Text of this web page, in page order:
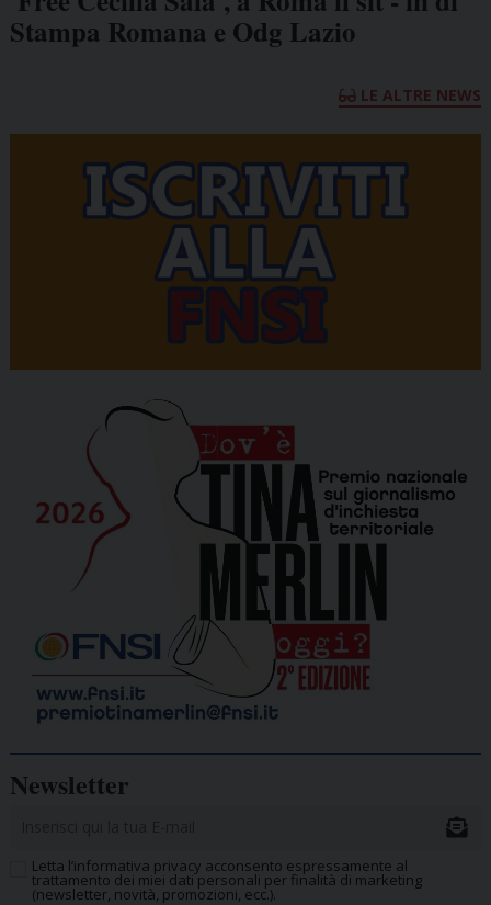
Stampa Romana e Odg Lazio
LE ALTRE NEWS
Newsletter
Letta l’informativa privacy acconsento espressamente al
trattamento dei miei dati personali per finalità di marketing
(newsletter, novità, promozioni, ecc.).